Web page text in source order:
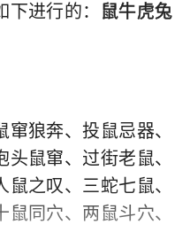
进行的： 鼠牛虎兔
狼奔、投鼠忌器、
鼠窜、过街老鼠、
之叹、三蛇七鼠、
同穴、两鼠斗穴、